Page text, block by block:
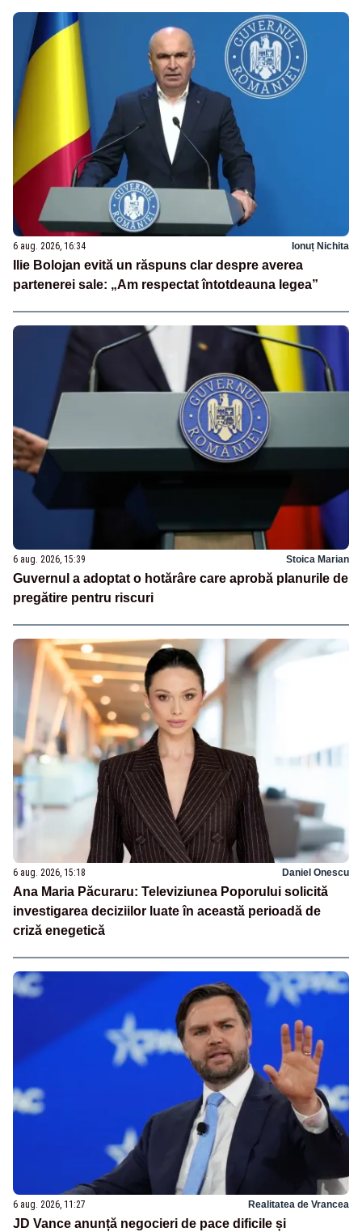
6 aug. 2026, 16:34 Ionuț Nichita
Ilie Bolojan evită un răspuns clar despre averea
partenerei sale: „Am respectat întotdeauna legea”
6 aug. 2026, 15:39 Stoica Marian
Guvernul a adoptat o hotărâre care aprobă planurile de
pregătire pentru riscuri
6 aug. 2026, 15:18 Daniel Onescu
Ana Maria Păcuraru: Televiziunea Poporului solicită
investigarea deciziilor luate în această perioadă de
criză enegetică
6 aug. 2026, 11:27 Realitatea de Vrancea
JD Vance anunță negocieri de pace dificile și